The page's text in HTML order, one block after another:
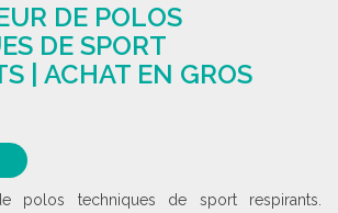
Demander un devis
DE POLOS
DE SPORT
| ACHAT EN GROS
polos techniques de sport respirants.